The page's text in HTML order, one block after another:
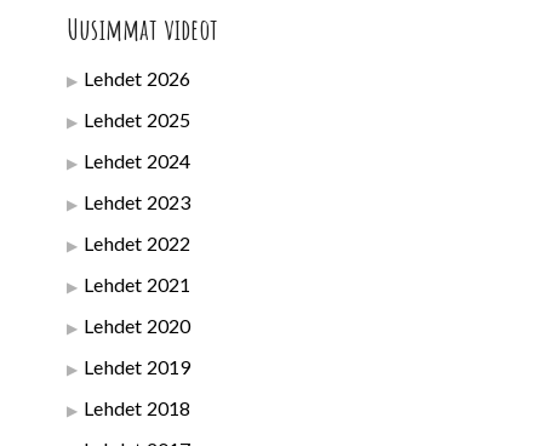
Uusimmat videot
Lehdet 2026
Lehdet 2025
Lehdet 2024
Lehdet 2023
Lehdet 2022
Lehdet 2021
Lehdet 2020
Lehdet 2019
Lehdet 2018